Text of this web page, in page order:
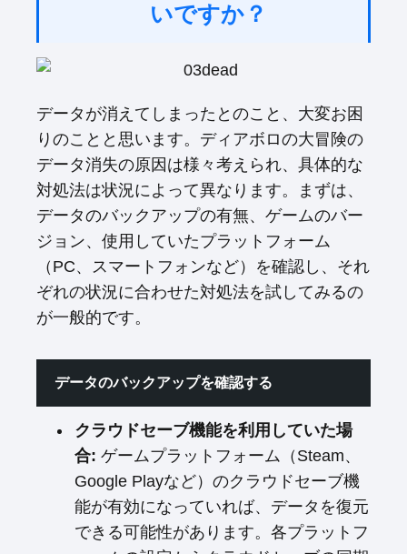
いですか？
データが消えてしまったとのこと、大変お困
りのことと思います。ディアボロの大冒険の
データ消失の原因は様々考えられ、具体的な
対処法は状況によって異なります。まずは、
データのバックアップの有無、ゲームのバー
ジョン、使用していたプラットフォーム
（PC、スマートフォンなど）を確認し、それ
ぞれの状況に合わせた対処法を試してみるの
が一般的です。
データのバックアップを確認する
クラウドセーブ機能を利用していた場
合: ゲームプラットフォーム（Steam、
Google Playなど）のクラウドセーブ機
能が有効になっていれば、データを復元
できる可能性があります。各プラットフ